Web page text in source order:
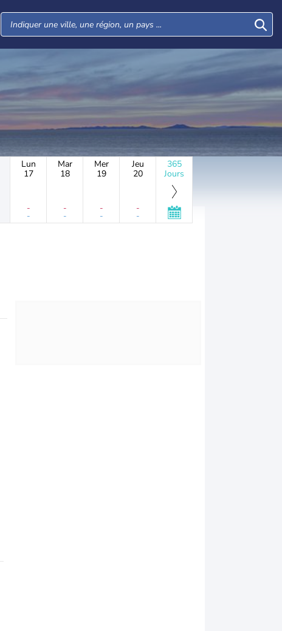
Lun
17
-
-
Mar
18
-
-
Mer
19
-
-
Jeu
20
-
-
365
Jours